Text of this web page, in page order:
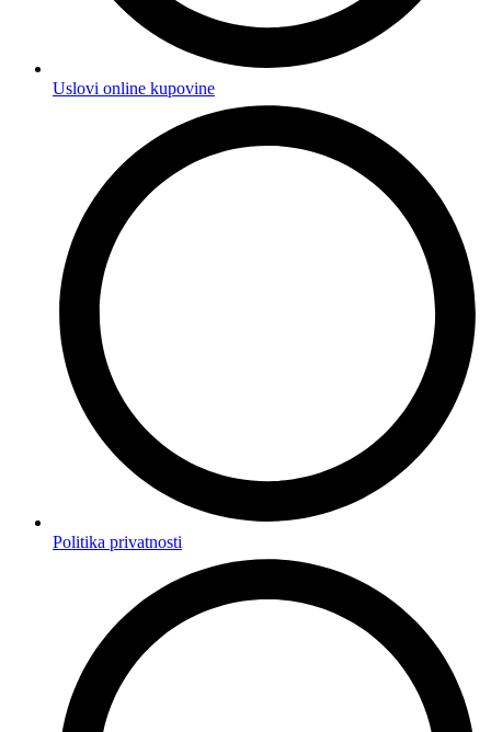
Uslovi online kupovine
Politika privatnosti